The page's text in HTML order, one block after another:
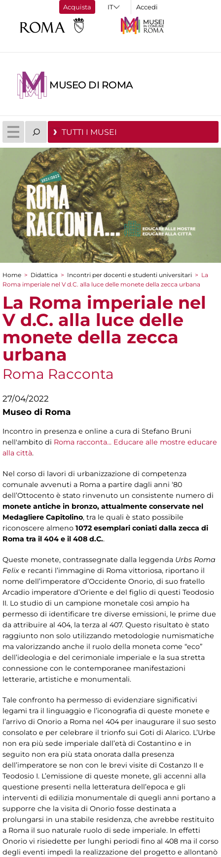
Acquista Accedi
MUSEO DI ROMA
TUTTI I MUSEI
Tu sei qui
Home > Didattica > Incontri per docenti e studenti universitari > La
Roma imperiale nel V d.C. alla luce delle monete della zecca urbana
La Roma imperiale nel
V d.C. alla luce delle
monete della zecca
urbana
Roma Racconta
27/04/2022
Museo di Roma
Incontro in presenza e online a cura di Stefano Bruni
nell'ambito di Roma racconta... Educare alle mostre educare
alla città.
Nel corso di lavori di urbanizzazione di competenza
comunale avvenuti a Roma a partire dagli anni ‘80
dell’Ottocento è stato rinvenuto un consistente numero di
monete antiche in bronzo, attualmente conservate nel
Medagliere Capitolino, tra le quali è stato possibile
riconoscere almeno 1072 esemplari coniati dalla zecca di
Roma tra il 404 e il 408 d.C..
Queste monete, contrassegnate dalla leggenda Urbs Roma
Felix e recanti l’immagine di Roma vittoriosa, riportano il
nome dell’imperatore d’Occidente Onorio, di suo fratello
Arcadio imperatore d’Oriente e del figlio di questi Teodosio
II. Lo studio di un campione monetale così ampio ha
permesso di identificare tre diverse emissioni, le prime due
da attribuire al 404, la terza al 407. Questo risultato è stato
raggiunto non solo utilizzando metodologie numismatiche
ma valorizzando anche il ruolo della moneta come “eco”
dell’ideologia e del cerimoniale imperiale e la sua stretta
connessione con le contemporanee manifestazioni
letterarie, artistiche e monumentali.
Tale confronto ha permesso di evidenziare significativi
legami tra il linguaggio e l’iconografia di queste monete e
l’arrivo di Onorio a Roma nel 404 per inaugurare il suo sesto
consolato e per celebrare il trionfo sui Goti di Alarico. L’Urbe
non era più sede imperiale dall’età di Costantino e in
seguito non era più stata onorata dalla presenza
dell’imperatore se non con le brevi visite di Costanzo II e
Teodosio I. L’emissione di queste monete, gli accenni alla
questione presenti nella letteratura dell’epoca e gli
interventi di edilizia monumentale di quegli anni portano a
supporre che la visita di Onorio fosse destinata a
prolungarsi in una stabile residenza, che avrebbe restituito
a Roma il suo naturale ruolo di sede imperiale. In effetti
Onorio vi risiedette per lunghi periodi fino al 408 ma il corso
degli eventi impedì la realizzazione del progetto e allontanò